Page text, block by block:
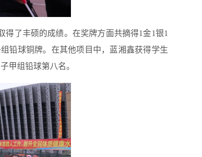
了丰硕的成绩。在奖牌方面共摘得1金1银1
铅球铜牌。在其他项目中，蓝湘鑫获得学生
甲组铅球第八名。